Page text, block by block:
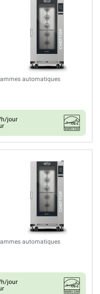
automatiques
jour
automatiques
jour